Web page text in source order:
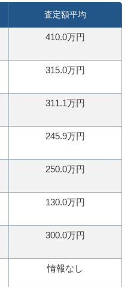
話
気
に
査定額平均
410.0万円
315.0万円
311.1万円
245.9万円
250.0万円
130.0万円
300.0万円
情報なし